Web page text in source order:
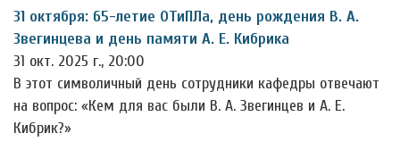
31 октября: 65-летие ОТиПЛа, день рождения В. А.
Звегинцева и день памяти А. Е. Кибрика
31 окт. 2025 г., 20:00
В этот символичный день сотрудники кафедры отвечают
на вопрос: «Кем для вас были В. А. Звегинцев и А. Е.
Кибрик?»